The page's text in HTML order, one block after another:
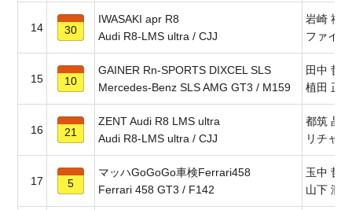
14 30
IWASAKI apr R8
Audi R8-LMS ultra / CJJ
岩崎 祐
ファイ
15 10
GAINER Rn-SPORTS DIXCEL SLS
Mercedes-Benz SLS AMG GT3 / M159
田中 哲
植田 正
16 21
ZENT Audi R8 LMS ultra
Audi R8-LMS ultra / CJJ
都筑 晶
リチャ
17 5
マッハGoGoGo車検Ferrari458
Ferrari 458 GT3 / F142
玉中 哲
山下 潤